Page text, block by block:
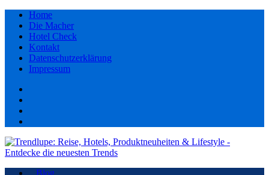
Home
Die Macher
Hotel Check
Kontakt
Datenschutzerklärung
Impressum
Blog